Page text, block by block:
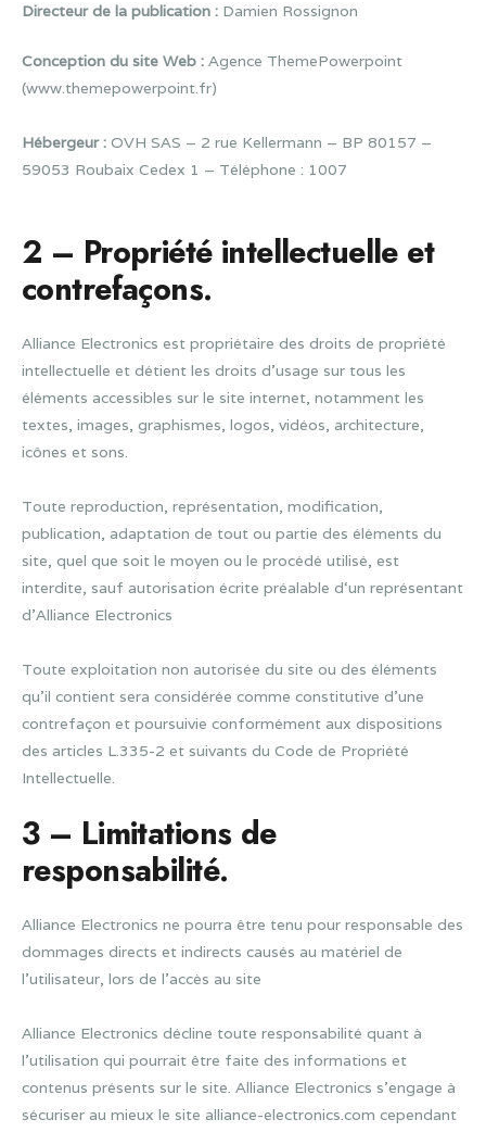
Directeur de la publication : Damien Rossignon
Conception du site Web : Agence ThemePowerpoint
(www.themepowerpoint.fr)
Hébergeur : OVH SAS – 2 rue Kellermann – BP 80157 –
59053 Roubaix Cedex 1 – Téléphone : 1007
2 – Propriété intellectuelle et
contrefaçons.
Alliance Electronics est propriétaire des droits de propriété
intellectuelle et détient les droits d’usage sur tous les
éléments accessibles sur le site internet, notamment les
textes, images, graphismes, logos, vidéos, architecture,
icônes et sons.
Toute reproduction, représentation, modification,
publication, adaptation de tout ou partie des éléments du
site, quel que soit le moyen ou le procédé utilisé, est
interdite, sauf autorisation écrite préalable d‘un représentant
d’Alliance Electronics
Toute exploitation non autorisée du site ou des éléments
qu’il contient sera considérée comme constitutive d’une
contrefaçon et poursuivie conformément aux dispositions
des articles L.335-2 et suivants du Code de Propriété
Intellectuelle.
3 – Limitations de
responsabilité.
Alliance Electronics ne pourra être tenu pour responsable des
dommages directs et indirects causés au matériel de
l’utilisateur, lors de l’accès au site
Alliance Electronics décline toute responsabilité quant à
l’utilisation qui pourrait être faite des informations et
contenus présents sur le site. Alliance Electronics s’engage à
sécuriser au mieux le site alliance-electronics.com cependant